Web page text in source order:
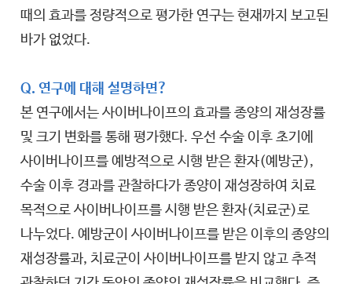
때의 효과를 정량적으로 평가한 연구는 현재까지 보고된
바가 없었다.
Q. 연구에 대해 설명하면?
본 연구에서는 사이버나이프의 효과를 종양의 재성장률
및 크기 변화를 통해 평가했다. 우선 수술 이후 초기에
사이버나이프를 예방적으로 시행 받은 환자(예방군),
수술 이후 경과를 관찰하다가 종양이 재성장하여 치료
목적으로 사이버나이프를 시행 받은 환자(치료군)로
나누었다. 예방군이 사이버나이프를 받은 이후의 종양의
재성장률과, 치료군이 사이버나이프를 받지 않고 추적